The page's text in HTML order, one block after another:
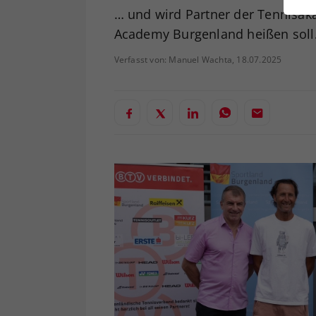
… und wird Partner der
Academy Burgenland heißen
Verfasst von: Manuel Wachta, 18.07.2025